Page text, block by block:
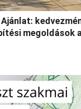
megoldások